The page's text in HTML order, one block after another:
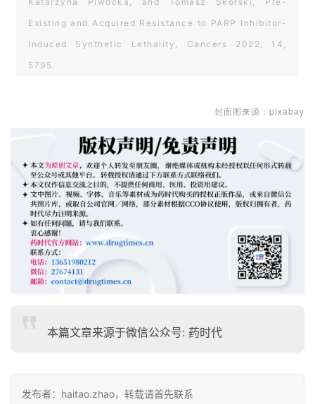
Existing and Acquired Resistance to PARP Inhibitor-
Induced Synthetic Lethality, Cancers 2022, 14,
5795.
Schwartzman, J.; et al. Analysis of Circulating Cell-
Free DNA Identifies Multiclonal Heterogeneity of
BRCA2 Reversion Mutations Associated with
Resistance to PARP Inhibitors. Cancer Discov. 2017,
7, 999–1005.
3.Sakai, W.; Swisher, E.M.; Karlan, B.Y.; Agarwal,
M.K.; Higgins, J.; Friedman, C.; Villegas, E.;
Secondary mutations as a mechanism of cisplatin
封面图来源：pixabay
本篇文章来源于微信公众号: 药时代
发布者：haitao.zhao，转载请首先联系